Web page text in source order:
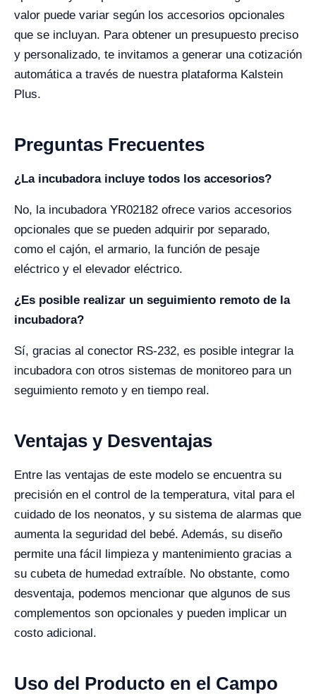
valor puede variar según los accesorios opcionales
que se incluyan. Para obtener un presupuesto preciso
y personalizado, te invitamos a generar una cotización
automática a través de nuestra plataforma Kalstein
Plus.
Preguntas Frecuentes
¿La incubadora incluye todos los accesorios?
No, la incubadora YR02182 ofrece varios accesorios
opcionales que se pueden adquirir por separado,
como el cajón, el armario, la función de pesaje
eléctrico y el elevador eléctrico.
¿Es posible realizar un seguimiento remoto de la
incubadora?
Sí, gracias al conector RS-232, es posible integrar la
incubadora con otros sistemas de monitoreo para un
seguimiento remoto y en tiempo real.
Ventajas y Desventajas
Entre las ventajas de este modelo se encuentra su
precisión en el control de la temperatura, vital para el
cuidado de los neonatos, y su sistema de alarmas que
aumenta la seguridad del bebé. Además, su diseño
permite una fácil limpieza y mantenimiento gracias a
su cubeta de humedad extraíble. No obstante, como
desventaja, podemos mencionar que algunos de sus
complementos son opcionales y pueden implicar un
costo adicional.
Uso del Producto en el Campo